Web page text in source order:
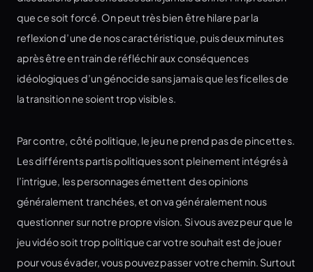
que ce soit forcé. On peut très bien être hilare par la
reflexion d’une de nos caractéristique, puis deux minutes
après être en train de réfléchir aux conséquences
idéologiques d’un génocide sans jamais que les ficelles de
la transition ne soient trop visibles.
Par contre, côté politique, le jeu ne prend pas de pincettes.
Les différents partis politiques sont pleinement intégrés à
l’intrigue, les personnages émettent des opinions
généralement tranchées, et on va généralement nous
questionner sur notre propre vision. Si vous avez peur que le
jeu vidéo soit trop politique car votre souhait est de jouer
pour vous évader, vous pouvez passer votre chemin. Surtout